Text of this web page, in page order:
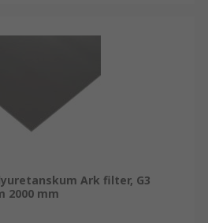
Ark filter, G3
2000 mm